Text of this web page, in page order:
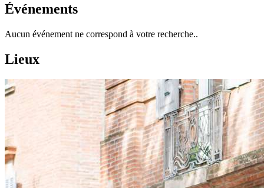
Événements
Aucun événement ne correspond à votre recherche..
Lieux